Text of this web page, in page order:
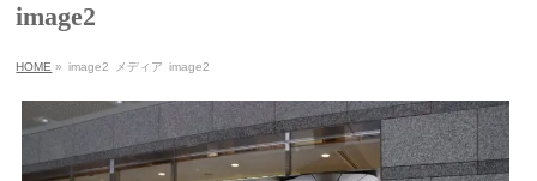
image2
HOME » image2 メディア image2